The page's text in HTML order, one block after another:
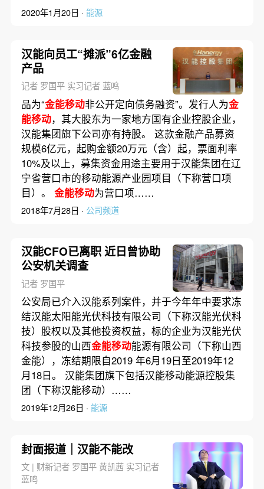
2020年1月20日 · 能源
汉能向员工“摊派”6亿金融
产品
记者 罗国平 实习记者 蓝鸣
品为“金能移动非公开定向债务融资”。发行人为金
能移动，其大股东为一家地方国有企业控股企业，
汉能集团旗下公司亦有持股。 这款金融产品募资
规模6亿元，起购金额20万元（含）起，票面利率
10%及以上，募集资金用途主要用于汉能集团在辽
宁省营口市的移动能源产业园项目（下称营口项
目）。 金能移动为营口项……
2018年7月28日 · 公司频道
汉能CFO已离职 近日曾协助
公安机关调查
记者 罗国平
公安局已介入汉能系列案件，并于今年年中要求冻
结汉能太阳能光伏科技有限公司（下称汉能光伏科
技）股权以及其他投资权益，标的企业为汉能光伏
科技参股的山西金能移动能源有限公司（下称山西
金能），冻结期限自2019 年6月19日至2019年12
月18日。 汉能集团旗下包括汉能移动能源控股集
团（下称汉能移动）……
2019年12月26日 · 能源
封面报道｜汉能不能改
文 | 财新记者 罗国平 黄凯茜 实习记者
蓝鸣